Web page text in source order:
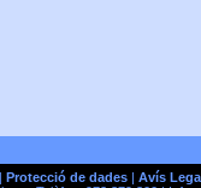
Protecció de dades| Avís Legal